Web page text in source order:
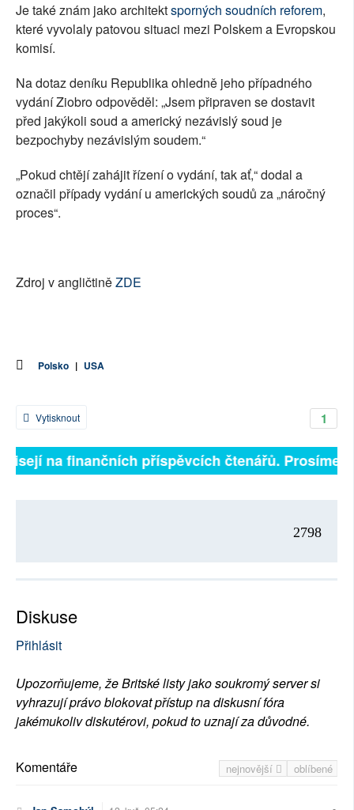
Je také znám jako architektsporných soudních reforem,
které vyvolaly patovou situaci mezi Polskem a Evropskou
komisí.
Na dotaz deníku Republika ohledně jeho případného
vydání Ziobro odpověděl: „Jsem připraven se dostavit
před jakýkoli soud a americký nezávislý soud je
bezpochyby nezávislým soudem.“
„Pokud chtějí zahájit řízení o vydání, tak ať,“ dodal a
označil případy vydání u amerických soudů za „náročný
proces“.
Zdroj v angličtiněZDE
Polsko | USA
1
Vytisknout
na finančních příspěvcích čtenářů. Prosíme,
2798
Diskuse
Přihlásit
Upozorňujeme, že Britské listy jako soukromý server si
vyhrazují právo blokovat přístup na diskusní fóra
jakémukoliv diskutérovi, pokud to uznají za důvodné.
nejnovější oblíbené
Komentáře